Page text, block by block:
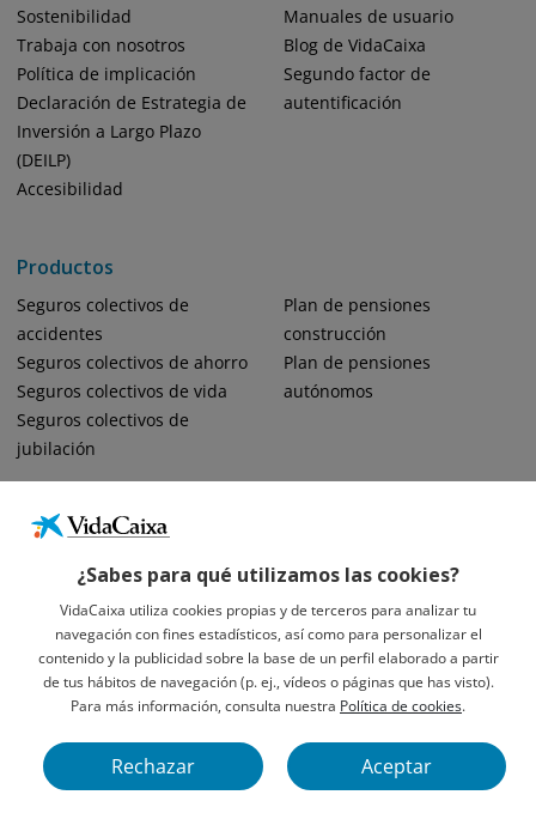
¿Sabes para qué utilizamos las cookies?
VidaCaixa utiliza cookies propias y de terceros para analizar tu
navegación con fines estadísticos, así como para personalizar el
contenido y la publicidad sobre la base de un perfil elaborado a partir
de tus hábitos de navegación (p. ej., vídeos o páginas que has visto).
Para más información, consulta nuestra Política de cookies.
Rechazar Aceptar
Sostenibilidad
Trabaja con nosotros
Política de implicación
Declaración de Estrategia de
Inversión a Largo Plazo
(DEILP)
Accesibilidad
Productos
Seguros colectivos de
accidentes
Seguros colectivos de ahorro
Seguros colectivos de vida
Seguros colectivos de
jubilación
Plan de pensiones
construcción
Plan de pensiones
autónomos
Manuales de usuario
Blog de VidaCaixa
Segundo factor de
autentificación
Informació Legal Sobre VidaCaixa, S.A.
Avís Legal
Privacidad
VidaCaixa S. A. U. Sociedad Unipersonal 2026.